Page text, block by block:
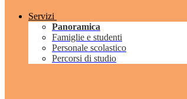
Servizi
Panoramica
Famiglie e studenti
Personale scolastico
Percorsi di studio